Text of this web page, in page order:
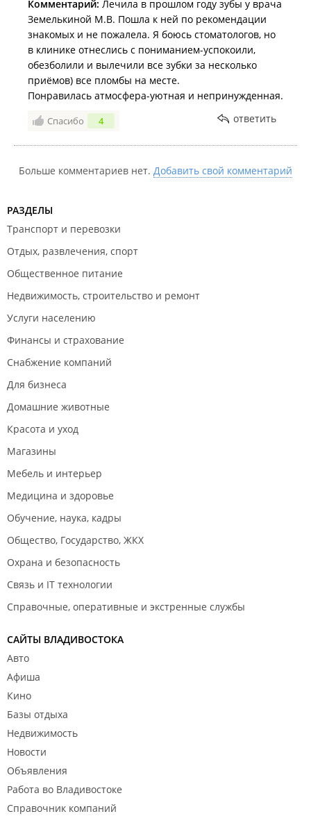
Комментарий: Лечила в прошлом году зубы у врача
Земелькиной М.В. Пошла к ней по рекомендации
знакомых и не пожалела. Я боюсь стоматологов, но
в клинике отнеслись с пониманием-успокоили,
обезболили и вылечили все зубки за несколько
приёмов) все пломбы на месте.
Понравилась атмосфера-уютная и непринужденная.
Спасибо 4 ответить
Больше комментариев нет. Добавить свой комментарий
РАЗДЕЛЫ
Транспорт и перевозки
Отдых, развлечения, спорт
Общественное питание
Недвижимость, строительство и ремонт
Услуги населению
Финансы и страхование
Снабжение компаний
Для бизнеса
Домашние животные
Красота и уход
Магазины
Мебель и интерьер
Медицина и здоровье
Обучение, наука, кадры
Общество, Государство, ЖКХ
Охрана и безопасность
Связь и IT технологии
Справочные, оперативные и экстренные службы
САЙТЫ ВЛАДИВОСТОКА
Авто
Афиша
Кино
Базы отдыха
Недвижимость
Новости
Объявления
Работа во Владивостоке
Справочник компаний